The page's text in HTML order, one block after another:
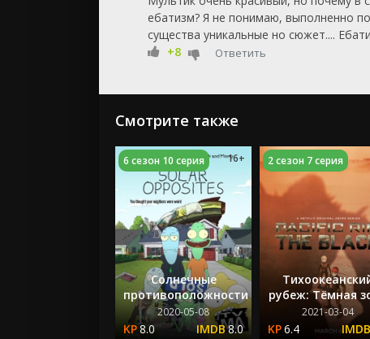
ебатизм? Я не понимаю, выполненно
существа уникальные но сюжет....
+8
Ответить
Смотрите также
Солнечные
противоположности
2020-05-08
8.0 8.0
6 сезон 10 серия 16+
рубеж: Тёмная
2021-03-04
6.4
2 сезон 7 серия